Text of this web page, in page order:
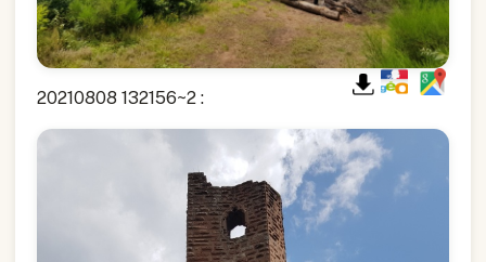
20210808 132156~2 :